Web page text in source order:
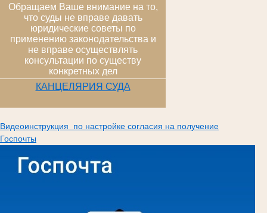
Обращаем Ваше внимание на то,
что суды не вправе давать
юридические советы по
применению законодательства и
не вправе осуществлять
консультации по существу
конкретных дел
КАНЦЕЛЯРИЯ СУДА
Видеоинструкция по настройке согласия на получение
Госпочты